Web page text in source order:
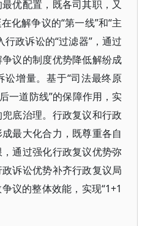
优配置，既各司其职，又
化解争议的“第一线”和“主
政诉讼的“过滤器”，通过
议的制度优势降低解纷成
增量。基于“司法最终原
一道防线”的保障作用，实
底治理。行政复议和行政
最大化合力，既尊重各自
通过强化行政复议优势弥
诉讼优势补齐行政复议局
议的整体效能，实现“1+1